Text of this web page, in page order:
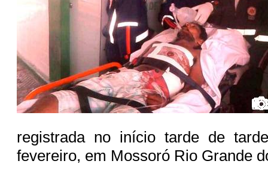
registrada no início tarde de
fevereiro, em Mossoró Rio Grande